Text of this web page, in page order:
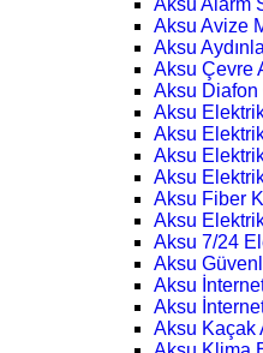
Aksu Alarm
Aksu Avize
Aksu
Aksu Çevre
Aksu Diafon
Aksu
Aksu
Aksu
Aksu
Aksu Fiber
Aksu
Aksu 7/24
Aksu
Aksu
Aksu
Aksu Kaçak